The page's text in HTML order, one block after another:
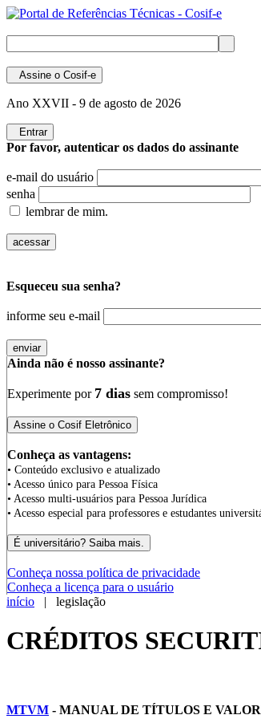
Assine o Cosif-e
Ano XXVII - 9 de agosto de 2026
Entrar
Por favor, autenticar os dados do assinante
e-mail do usuário
senha
lembrar de mim.
Esqueceu sua senha?
informe seu e-mail
Ainda não é nosso assinante?
Experimente por 7 dias sem compromisso!
Conheça as vantagens:
• Conteúdo exclusivo e atualizado
• Acesso único para Pessoa Física
• Acesso multi-usuários para Pessoa Jurídica
• Acesso especial para professores e estudantes
Conheça nossa política de privacidade
Conheça a licença para o usuário
início | legislação
CRÉDITOS
MTVM - MANUAL DE TÍTULOS E